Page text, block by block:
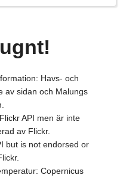
Havs- och
av sidan och Malungs
API men är inte
av Flickr.
but is not endorsed or
Copernicus